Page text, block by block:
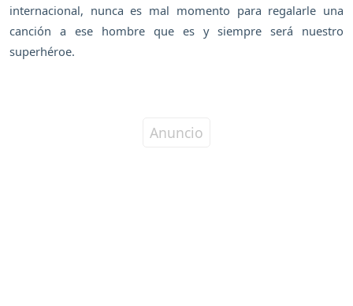
internacional, nunca es mal momento para regalarle una
canción a ese hombre que es y siempre será nuestro
superhéroe.